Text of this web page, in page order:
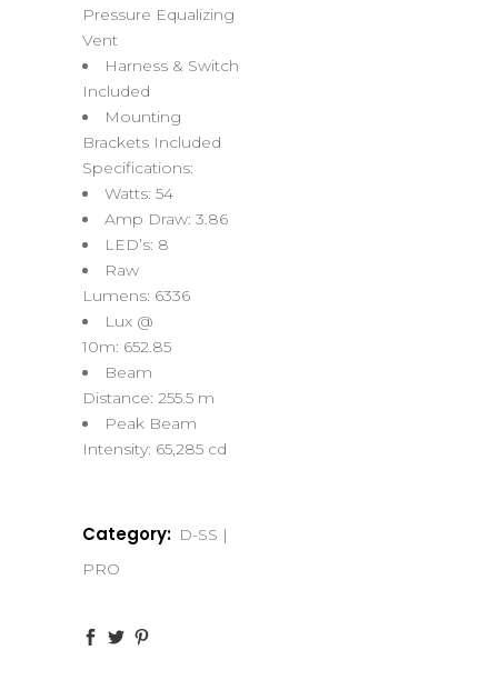
Pressure Equalizing
Vent
Harness & Switch
Included
Mounting
Brackets Included
Specifications:
Watts: 54
Amp Draw: 3.86
LED’s: 8
Raw
Lumens: 6336
Lux @
10m: 652.85
Beam
Distance: 255.5 m
Peak Beam
Intensity: 65,285 cd
Category: D-SS |
PRO